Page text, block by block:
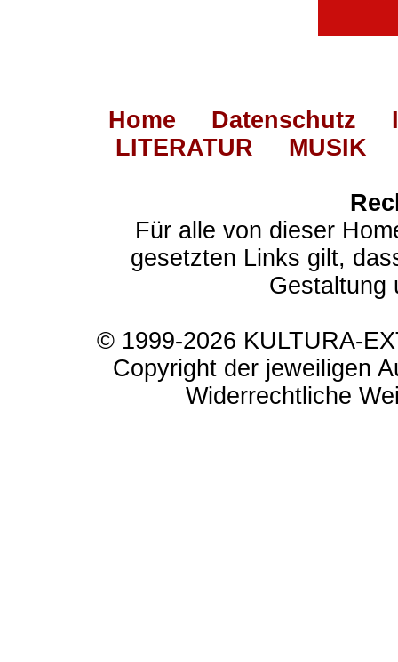
Home Datenschutz
LITERATUR
MUSIK
Für alle von dieser
gesetzten Links gilt,
Gestaltung
© 1999-2026 KULTURA-
Copyright der jeweiligen
Widerrechtliche